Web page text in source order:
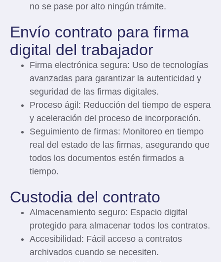
no se pase por alto ningún trámite.
Envío contrato para firma
digital del trabajador
Firma electrónica segura: Uso de tecnologías
avanzadas para garantizar la autenticidad y
seguridad de las firmas digitales.
Proceso ágil: Reducción del tiempo de espera
y aceleración del proceso de incorporación.
Seguimiento de firmas: Monitoreo en tiempo
real del estado de las firmas, asegurando que
todos los documentos estén firmados a
tiempo.
Custodia del contrato
Almacenamiento seguro: Espacio digital
protegido para almacenar todos los contratos.
Accesibilidad: Fácil acceso a contratos
archivados cuando se necesiten.